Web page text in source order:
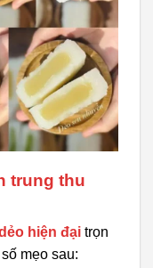
trung thu
hiện đại trọn
mẹo sau: